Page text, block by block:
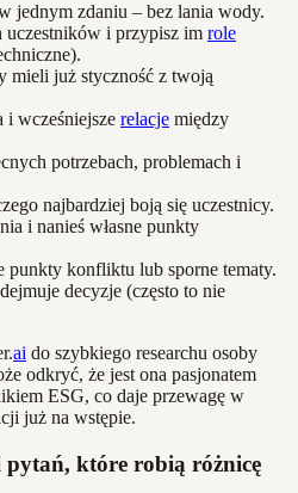
jednym zdaniu – bez lania wody.
i przypisz im role
mieli już styczność z twoją
i wcześniejsze relacje między
potrzebach, problemach i
najbardziej boją się uczestnicy.
i nanieś własne punkty
punkty konfliktu lub sporne tematy.
decyzje (często to nie
ai do szybkiego researchu osoby
odkryć, że jest ona pasjonatem
ESG, co daje przewagę w
już na wstępie.
pytań, które robią różnicę